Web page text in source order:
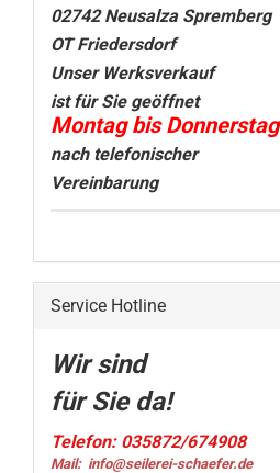
02742 Neusalza Spremberg
OT Friedersdorf
Unser Werksverkauf
ist für Sie geöffnet
Montag bis Donnerstag
nach telefonischer
Vereinbarung
Service Hotline
Wir sind
für Sie da!
Telefon: 035872/674908
Mail: info@seilerei-schaefer.de